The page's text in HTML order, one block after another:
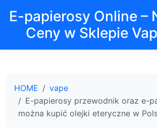
E-papierosy Online –
Ceny w Sklepie
HOME
vape
E-papierosy przewodnik oraz e-
można kupić olejki eteryczne w